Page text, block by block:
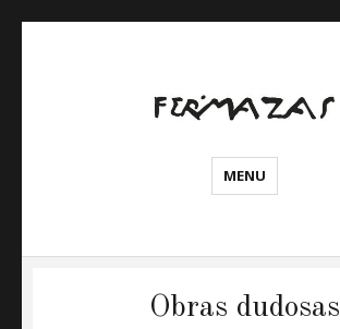
Cándido
Fernández
MENU
Obras dudosas